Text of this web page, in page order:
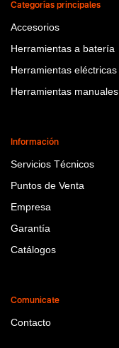
Categorías principales
Accesorios
Herramientas a batería
Herramientas eléctricas
Herramientas manuales
Información
Servicios Técnicos
Puntos de Venta
Empresa
Garantía
Catálogos
Comunicate
Contacto